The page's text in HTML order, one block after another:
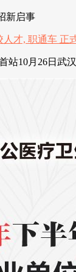
新启事
站10月26日武